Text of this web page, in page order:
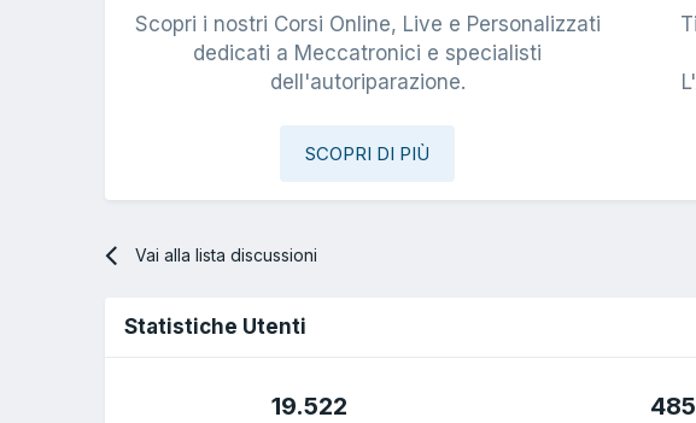
Scopri i nostri Corsi Online, Live e Personalizzati
dedicati a Meccatronici e specialisti
dell'autoriparazione.
SCOPRI DI PIÙ
Vai alla lista discussioni
Statistiche Utenti
19.522 485